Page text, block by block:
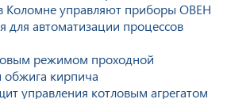
Коломне управляют приборы ОВЕН
для автоматизации процессов
режимом проходной
обжига кирпича
управления котловым агрегатом